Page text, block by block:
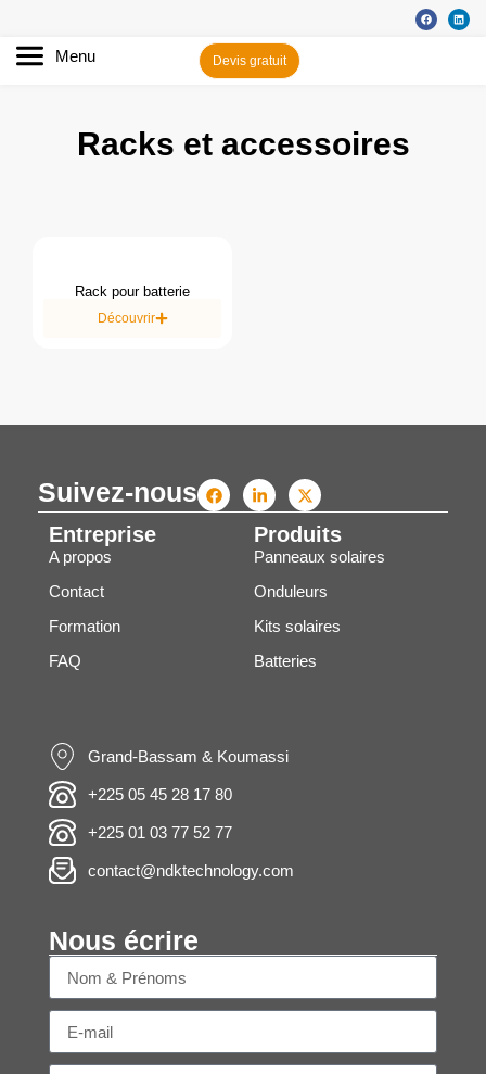
Menu Devis gratuit
Racks et accessoires
⁠Rack pour batterie
Découvrir
Suivez-nous
Entreprise
A propos
Contact
Formation
FAQ
Produits
Panneaux solaires
Onduleurs
Kits solaires
Batteries
Grand-Bassam & Koumassi
+225 05 45 28 17 80
+225 01 03 77 52 77
contact@ndktechnology.com
Nous écrire